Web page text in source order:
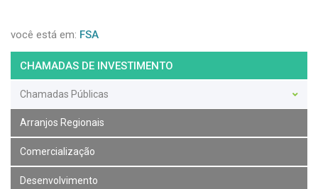
você está em: FSA
CHAMADAS DE INVESTIMENTO
Chamadas Públicas
Arranjos Regionais
Comercialização
Desenvolvimento